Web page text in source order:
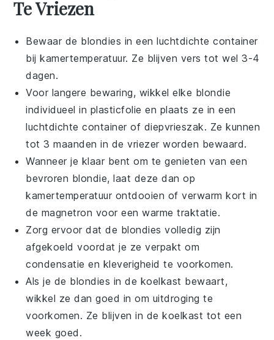
Te Vriezen
Bewaar de blondies in een luchtdichte container
bij kamertemperatuur. Ze blijven vers tot wel 3-4
dagen.
Voor langere bewaring, wikkel elke blondie
individueel in plasticfolie en plaats ze in een
luchtdichte container of diepvrieszak. Ze kunnen
tot 3 maanden in de vriezer worden bewaard.
Wanneer je klaar bent om te genieten van een
bevroren blondie, laat deze dan op
kamertemperatuur ontdooien of verwarm kort in
de magnetron voor een warme traktatie.
Zorg ervoor dat de blondies volledig zijn
afgekoeld voordat je ze verpakt om
condensatie en kleverigheid te voorkomen.
Als je de blondies in de koelkast bewaart,
wikkel ze dan goed in om uitdroging te
voorkomen. Ze blijven in de koelkast tot een
week goed.